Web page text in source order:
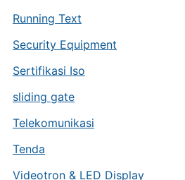
Running Text
Security Equipment
Sertifikasi Iso
sliding gate
Telekomunikasi
Tenda
Videotron & LED Display